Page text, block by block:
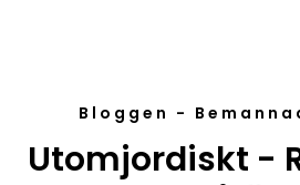
Bloggen -
Utomjordiskt -